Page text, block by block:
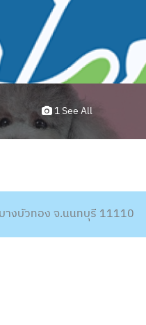
1 See All
างบัวทอง จ.นนทบุรี 11110